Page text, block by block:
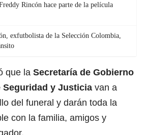
Rincón hace parte de la película
exfutbolista de la Selección Colombia,
que la Secretaría de Gobierno
Seguridad y Justicia van a
del funeral y darán toda la
con la familia, amigos y